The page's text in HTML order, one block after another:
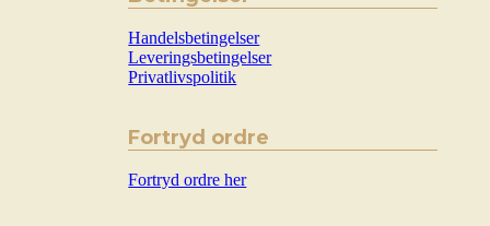
Handelsbetingelser
Leveringsbetingelser
Privatlivspolitik
Fortryd ordre
Fortryd ordre her